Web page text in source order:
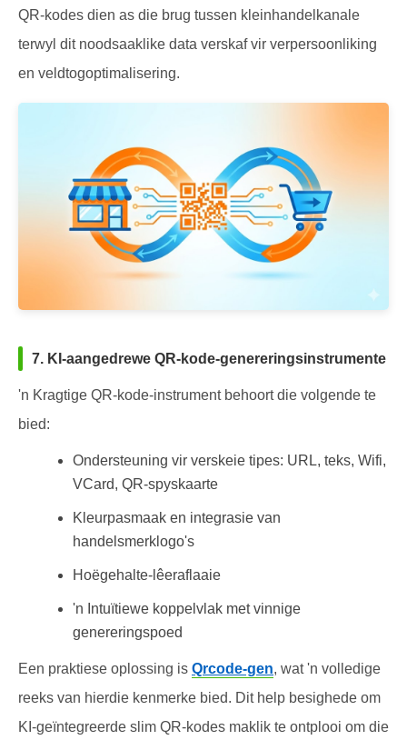
QR-kodes dien as die brug tussen kleinhandelkanale
terwyl dit noodsaaklike data verskaf vir verpersoonliking
en veldtogoptimalisering.
7. KI-aangedrewe QR-kode-genereringsinstrumente
'n Kragtige QR-kode-instrument behoort die volgende te
bied:
Ondersteuning vir verskeie tipes: URL, teks, Wifi,
VCard, QR-spyskaarte
Kleurpasmaak en integrasie van
handelsmerklogo's
Hoëgehalte-lêeraflaaie
'n Intuïtiewe koppelvlak met vinnige
genereringspoed
Een praktiese oplossing is Qrcode-gen, wat 'n volledige
reeks van hierdie kenmerke bied. Dit help besighede om
KI-geïntegreerde slim QR-kodes maklik te ontplooi om die